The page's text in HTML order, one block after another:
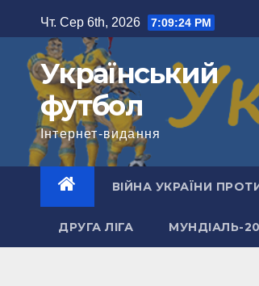
до
вмісту
Чт. Сер 6th, 2026 7:09:24 PM
Український
футбол
Інтернет-видання
ВІЙНА УКРАЇНИ
ДРУГА ЛІГА МУНДІАЛЬ-